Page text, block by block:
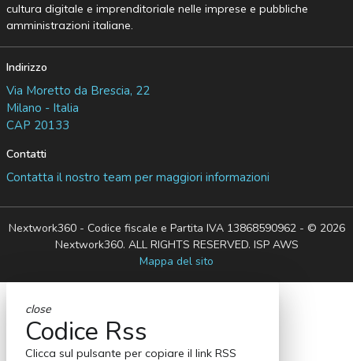
cultura digitale e imprenditoriale nelle imprese e pubbliche
amministrazioni italiane.
Indirizzo
Via Moretto da Brescia, 22
Milano - Italia
CAP 20133
Contatti
Contatta il nostro team per maggiori informazioni
Nextwork360 - Codice fiscale e Partita IVA 13868590962 - © 2026
Nextwork360. ALL RIGHTS RESERVED. ISP AWS
Mappa del sito
close
Codice Rss
Clicca sul pulsante per copiare il link RSS